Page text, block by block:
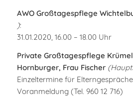
AWO Großtagespflege
):
31.01.2020, 16.00 – 18.00 Uhr
Private Großtagespflege
Hornburger, Frau Fischer
Einzeltermine für
Voranmeldung (Tel. 960 12 716)